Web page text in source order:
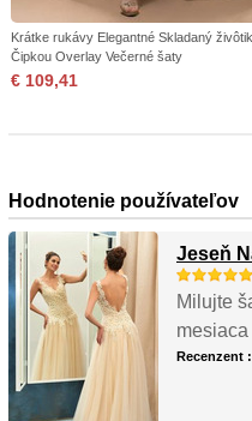
Krátke rukávy Elegantné Skladaný živôtik
Čipkou Overlay Večerné šaty
€ 109,41
Hodnotenie používateľov
Jeseň
Milujte
Recenzent